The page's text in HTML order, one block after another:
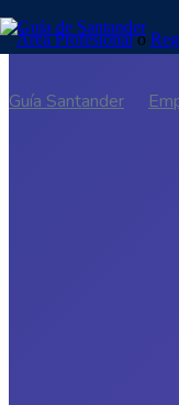
Área Profesional o
Guía Santander